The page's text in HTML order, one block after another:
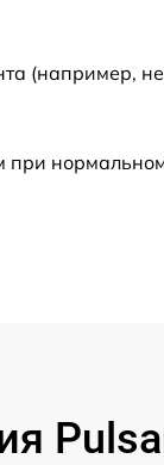
750 р
(например,
при